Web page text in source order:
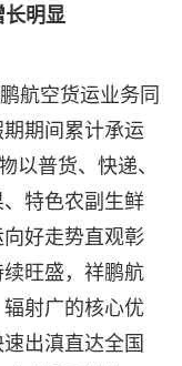
明显
航空货运业务同
期间累计承运
以普货、快递、
特色农副生鲜
好走势直观彰
旺盛，祥鹏航
射广的核心优
出滇直达全国